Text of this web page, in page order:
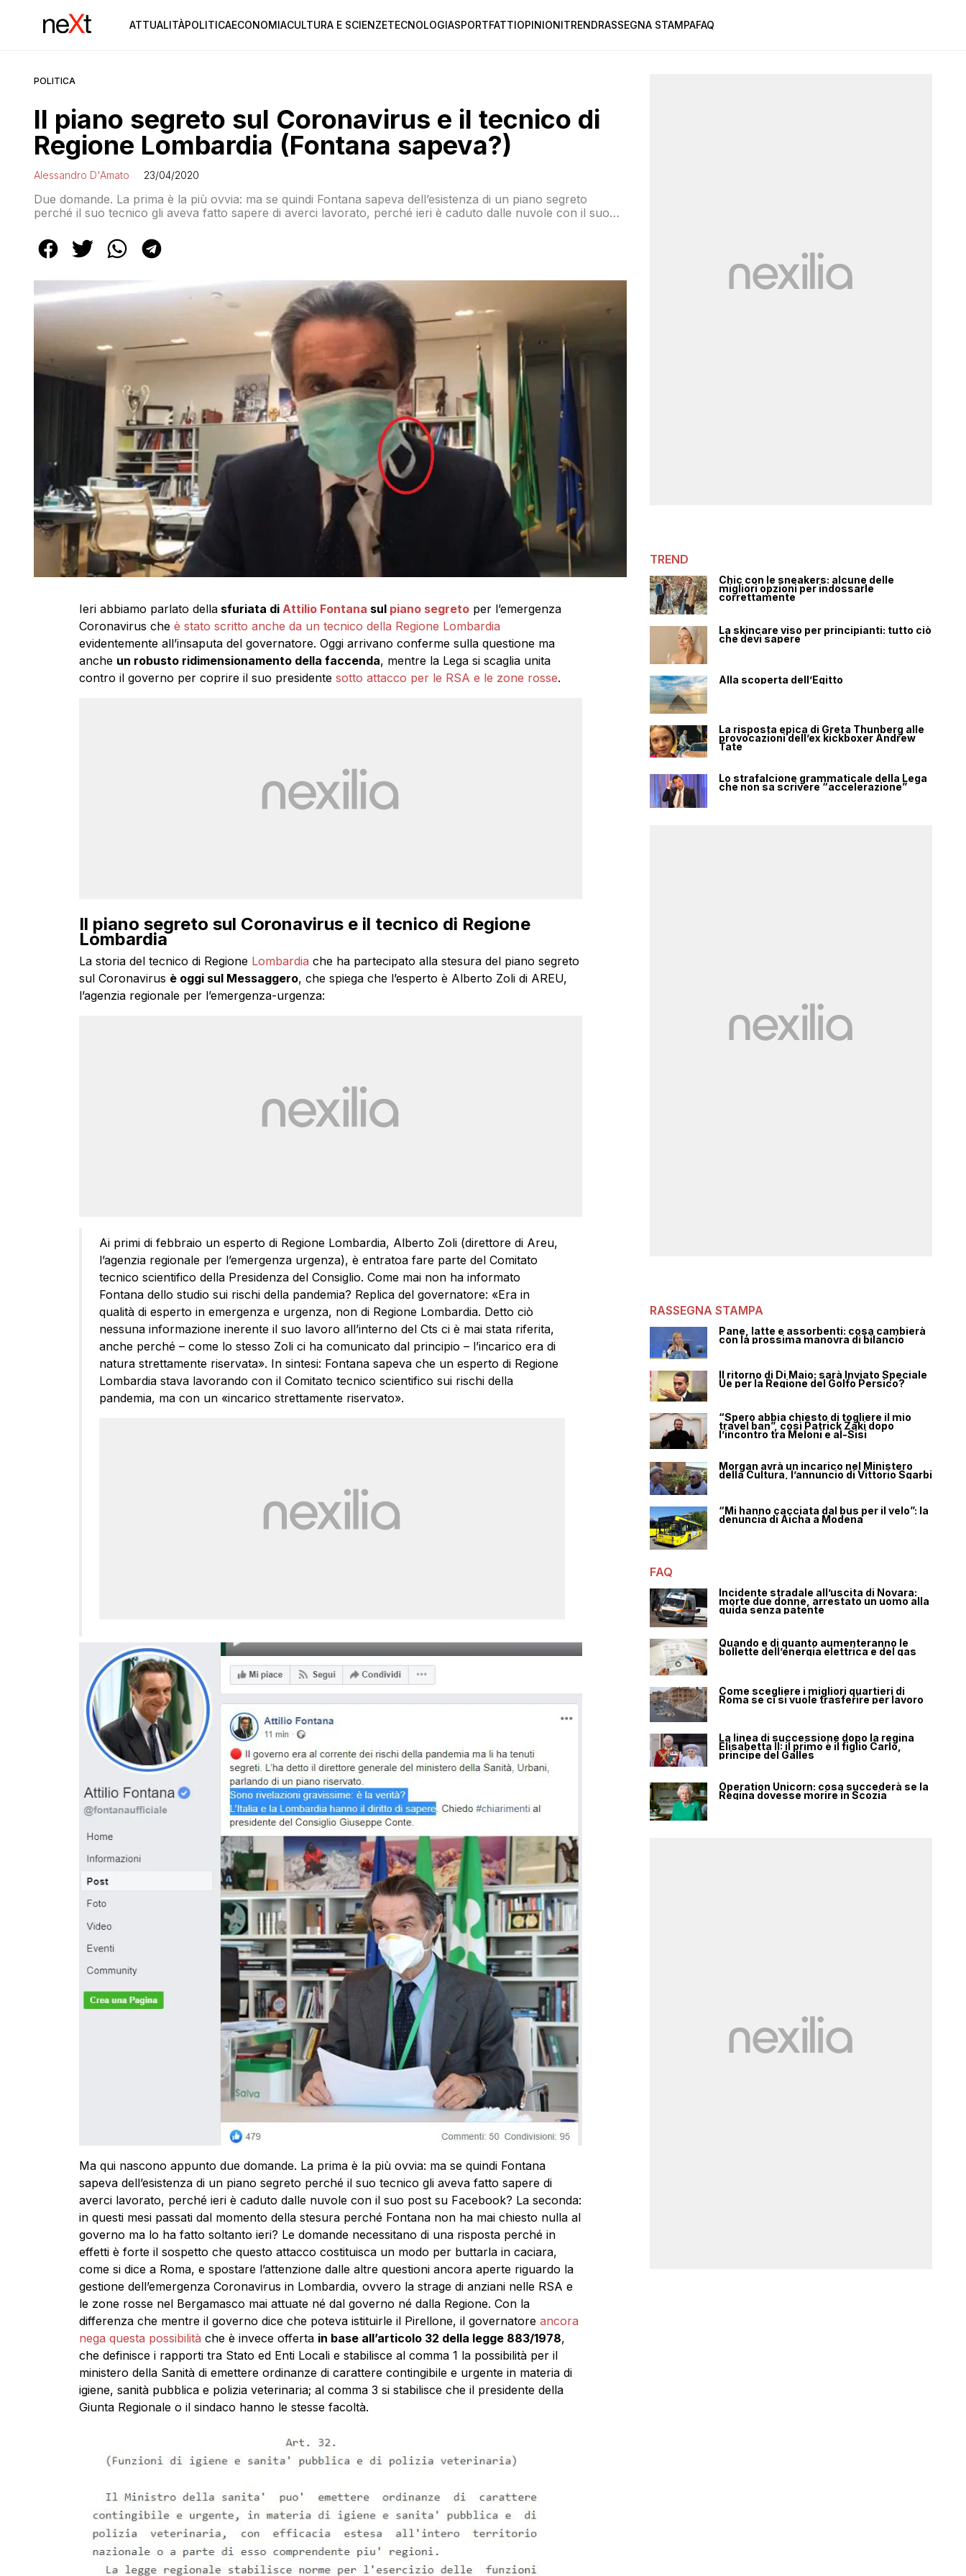
ATTUALITÀPOLITICAECONOMIACULTURA E SCIENZETECNOLOGIASPORTFATTIOPINIONITRENDRASSEGNA STAMPAFAQ
POLITICA
Il piano segreto sul Coronavirus e il tecnico di
Regione Lombardia (Fontana sapeva?)
Alessandro D'Amato 23/04/2020
Due domande. La prima è la più ovvia: ma se quindi Fontana sapeva dell’esistenza di un piano segreto
perché il suo tecnico gli aveva fatto sapere di averci lavorato, perché ieri è caduto dalle nuvole con il suo
mai chiesto nulla ma si è mosso soltanto ieri?
Ieri abbiamo parlato dellasfuriata di Attilio Fontana sul piano segretoper l’emergenza
Coronavirus che è stato scritto anche da un tecnico della Regione Lombardia
evidentemente all’insaputa del governatore. Oggi arrivano conferme sulla questione ma
anche un robusto ridimensionamento della faccenda, mentre la Lega si scaglia unita
contro il governo per coprire il suo presidente sotto attacco per le RSA e le zone rosse.
Il piano segreto sul Coronavirus e il tecnico di Regione
Lombardia
La storia del tecnico di Regione Lombardia che ha partecipato alla stesura del piano segreto
sul Coronavirus è oggi sul Messaggero, che spiega che l’esperto è Alberto Zoli di AREU,
l’agenzia regionale per l’emergenza-urgenza:
Ai primi di febbraio un esperto di Regione Lombardia, Alberto Zoli (direttore di Areu,
l’agenzia regionale per l’emergenza urgenza), è entratoa fare parte del Comitato
tecnico scientifico della Presidenza del Consiglio. Come mai non ha informato
Fontana dello studio sui rischi della pandemia? Replica del governatore: «Era in
qualità di esperto in emergenza e urgenza, non di Regione Lombardia. Detto ciò
nessuna informazione inerente il suo lavoro all’interno del Cts ci è mai stata riferita,
anche perché – come lo stesso Zoli ci ha comunicato dal principio – l’incarico era di
natura strettamente riservata». In sintesi: Fontana sapeva che un esperto di Regione
Lombardia stava lavorando con il Comitato tecnico scientifico sui rischi della
pandemia, ma con un «incarico strettamente riservato».
Ma qui nascono appunto due domande. La prima è la più ovvia: ma se quindi Fontana
sapeva dell’esistenza di un piano segreto perché il suo tecnico gli aveva fatto sapere di
averci lavorato, perché ieri è caduto dalle nuvole con il suo post su Facebook? La seconda:
in questi mesi passati dal momento della stesura perché Fontana non ha mai chiesto nulla al
governo ma lo ha fatto soltanto ieri? Le domande necessitano di una risposta perché in
effetti è forte il sospetto che questo attacco costituisca un modo per buttarla in caciara,
come si dice a Roma, e spostare l’attenzione dalle altre questioni ancora aperte riguardo la
gestione dell’emergenza Coronavirus in Lombardia, ovvero la strage di anziani nelle RSA e
le zone rosse nel Bergamasco mai attuate né dal governo né dalla Regione. Con la
differenza che mentre il governo dice che poteva istituirle il Pirellone, il governatoreancora
nega questa possibilità che è invece offerta in base all’articolo 32 della legge 883/1978,
che definisce i rapporti tra Stato ed Enti Locali e stabilisce al comma 1 la possibilità per il
ministero della Sanità di emettere ordinanze di carattere contingibile e urgente in materia di
igiene, sanità pubblica e polizia veterinaria; al comma 3 si stabilisce che il presidente della
Giunta Regionale o il sindaco hanno le stesse facoltà.
TREND
Chic con le sneakers: alcune delle
migliori opzioni per indossarle
correttamente
La skincare viso per principianti: tutto ciò
che devi sapere
Alla scoperta dell’Egitto
La risposta epica di Greta Thunberg alle
provocazioni dell’ex kickboxer Andrew
Tate
Lo strafalcione grammaticale della Lega
che non sa scrivere “accelerazione”
RASSEGNA STAMPA
Pane, latte e assorbenti: cosa cambierà
con la prossima manovra di bilancio
Il ritorno di Di Maio: sarà Inviato Speciale
Ue per la Regione del Golfo Persico?
“Spero abbia chiesto di togliere il mio
travel ban”, così Patrick Zaki dopo
l’incontro tra Meloni e al-Sisi
Morgan avrà un incarico nel Ministero
della Cultura, l’annuncio di Vittorio Sgarbi
“Mi hanno cacciata dal bus per il velo”: la
denuncia di Aicha a Modena
FAQ
Incidente stradale all’uscita di Novara:
morte due donne, arrestato un uomo alla
guida senza patente
Quando e di quanto aumenteranno le
bollette dell’energia elettrica e del gas
Come scegliere i migliori quartieri di
Roma se ci si vuole trasferire per lavoro
La linea di successione dopo la regina
Elisabetta II: il primo è il figlio Carlo,
principe del Galles
Operation Unicorn: cosa succederà se la
Regina dovesse morire in Scozia